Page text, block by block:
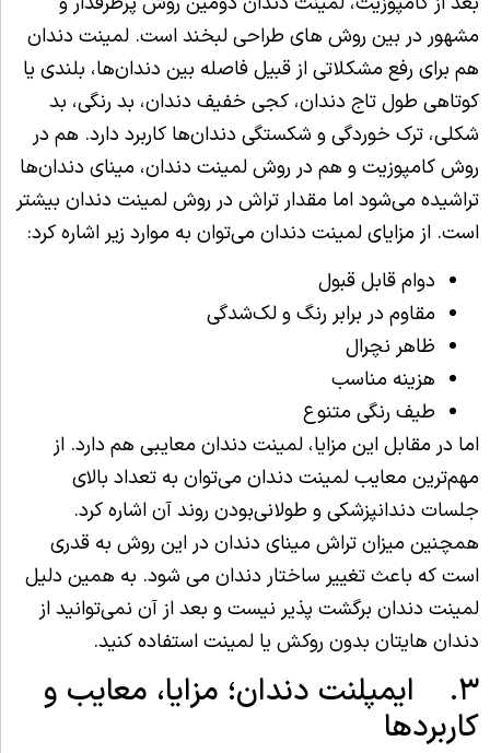
مشهور در بین روش های طراحی لبخند است. لمینت دندان
هم برای رفع مشکلاتی از قبیل فاصله بین دندان‌ها، بلندی یا
کوتاهی طول تاج دندان،‌ کجی خفیف دندان،‌ بد رنگی،‌ بد
شکلی، ترک خوردگی و شکستگی دندان‌ها کاربرد دارد. هم در
روش کامپوزیت و هم در روش لمینت دندان، مینای دندان‌ها
تراشیده می‌شود اما مقدار تراش در روش لمینت دندان بیشتر
است. از مزایای لمینت دندان می‌توان به موارد زیر اشاره کرد:
دوام قابل قبول
مقاوم در برابر رنگ و لک‌شدگی
ظاهر نچرال
هزینه مناسب
طیف رنگی متنوع
اما در مقابل این مزایا، لمینت دندان معایبی هم دارد. از
مهم‌ترین معایب لمینت دندان می‌توان به تعداد بالای
جلسات دندانپزشکی و طولانی‌بودن روند آن اشاره کرد.
همچنین میزان تراش مینای دندان در این روش به قدری
است که باعث تغییر ساختار دندان می شود. به همین دلیل
لمینت دندان برگشت‌ پذیر نیست و بعد از آن نمی‌توانید از
دندان‌ هایتان بدون روکش یا لمینت استفاده کنید.
۳. ایمپلنت دندان؛ مزایا، معایب و
کاربردها